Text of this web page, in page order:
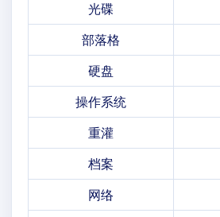
光碟
部落格
硬盘
操作系统
重灌
档案
网络